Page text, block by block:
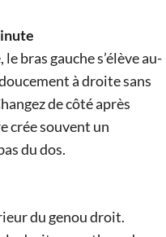
bras gauche s’élève au-
à droite sans
de côté après
crée souvent un
du dos.
du genou droit.